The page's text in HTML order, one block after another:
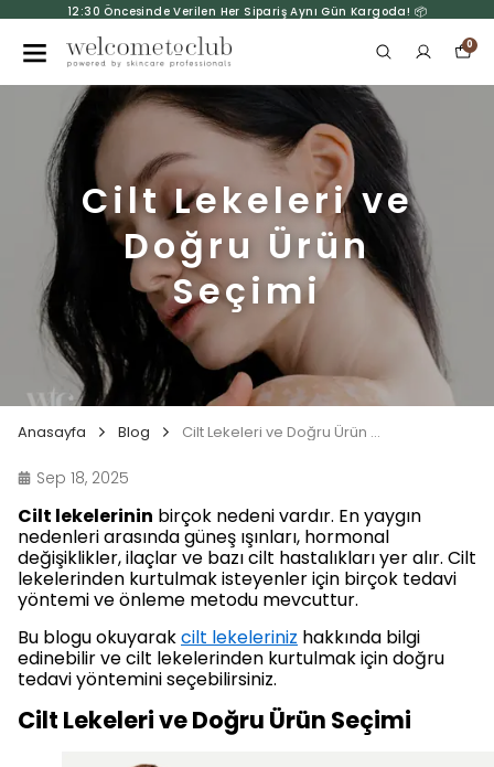
12:30 Öncesinde Verilen Her Sipariş Aynı Gün Kargoda! 📦
0
Cilt Lekeleri ve
Doğru Ürün
Seçimi
Anasayfa Blog Cilt Lekeleri ve Doğru Ürün Seçimi
Sep 18, 2025
Cilt lekelerinin birçok nedeni vardır. En yaygın
nedenleri arasında güneş ışınları, hormonal
değişiklikler, ilaçlar ve bazı cilt hastalıkları yer alır. Cilt
lekelerinden kurtulmak isteyenler için birçok tedavi
yöntemi ve önleme metodu mevcuttur.
Bu blogu okuyarakcilt lekeleriniz hakkında bilgi
edinebilir ve cilt lekelerinden kurtulmak için doğru
tedavi yöntemini seçebilirsiniz.
Cilt Lekeleri ve Doğru Ürün Seçimi